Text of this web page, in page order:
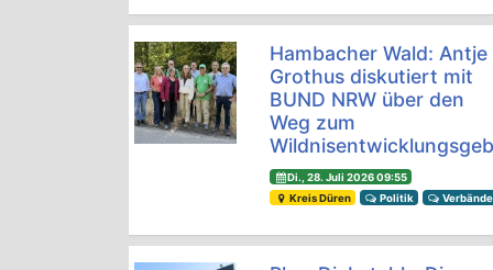
Hambacher Wald: Antje
Grothus diskutiert mit
BUND NRW über den
Weg zum
Di., 28. Juli 2026 09:55
Kreis Düren
Politik Verbände